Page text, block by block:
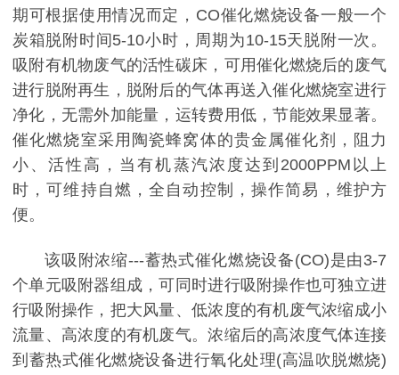
期可根据使用情况而定，CO催化燃烧设备一般一个
炭箱脱附时间5-10小时，周期为10-15天脱附一次。
吸附有机物废气的活性碳床，可用催化燃烧后的废气
进行脱附再生，脱附后的气体再送入催化燃烧室进行
净化，无需外加能量，运转费用低，节能效果显著。
催化燃烧室采用陶瓷蜂窝体的贵金属催化剂，阻力
小、活性高，当有机蒸汽浓度达到2000PPM以上
时，可维持自燃，全自动控制，操作简易，维护方
便。
该吸附浓缩---蓄热式催化燃烧设备(CO)是由3-7
个单元吸附器组成，可同时进行吸附操作也可独立进
行吸附操作，把大风量、低浓度的有机废气浓缩成小
流量、高浓度的有机废气。浓缩后的高浓度气体连接
到蓄热式催化燃烧设备进行氧化处理(高温吹脱燃烧)